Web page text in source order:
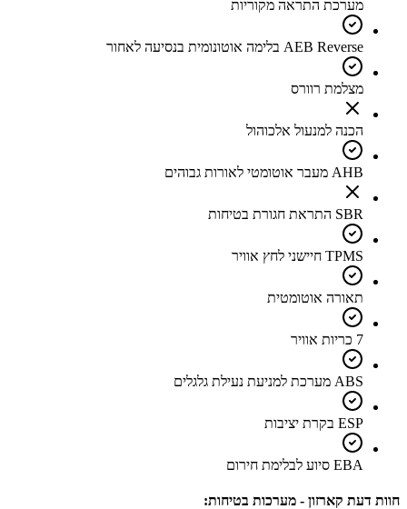
מערכת התראה מקוריות
AEB Reverse בלימה אוטונומית בנסיעה לאחור
מצלמת רוורס
הכנה למנעול אלכוהול
AHB מעבר אוטומטי לאורות גבוהים
SBR התראת חגורת בטיחות
TPMS חיישני לחץ אוויר
תאורה אוטומטית
7 כריות אוויר
ABS מערכת למניעת נעילת גלגלים
ESP בקרת יציבות
EBA סיוע לבלימת חירום
חוות דעת קארזון - מערכות בטיחות: